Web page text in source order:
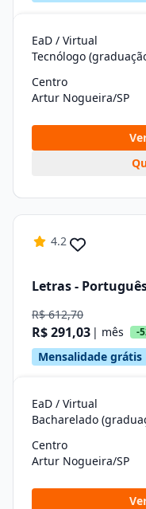
EaD / Virtual
Tecnólogo
Centro
Artur Nogueira/SP
4.2
Letras -
R$ 612,70
R$ 291,03 | mês -
Mensalidade grátis
EaD / Virtual
Bacharelado
Centro
Artur Nogueira/SP